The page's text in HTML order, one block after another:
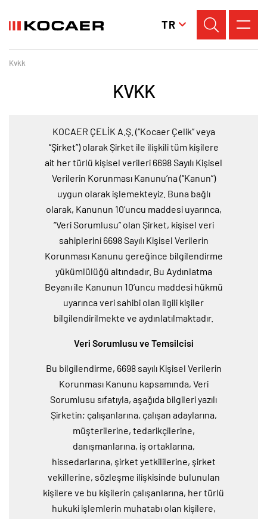
TR
Kvkk
KVKK
KOCAER ÇELİK A.Ş. (‘’Kocaer Çelik’’ veya
‘’Şirket’’) olarak Şirket ile ilişkili tüm kişilere
ait her türlü kişisel verileri 6698 Sayılı Kişisel
Verilerin Korunması Kanunu’na (‘’Kanun’’)
uygun olarak işlemekteyiz. Buna bağlı
olarak, Kanunun 10’uncu maddesi uyarınca,
“Veri Sorumlusu” olan Şirket, kişisel veri
sahiplerini 6698 Sayılı Kişisel Verilerin
Korunması Kanunu gereğince bilgilendirme
yükümlülüğü altındadır. Bu Aydınlatma
Beyanı ile Kanunun 10’uncu maddesi hükmü
uyarınca veri sahibi olan ilgili kişiler
bilgilendirilmekte ve aydınlatılmaktadır.
Veri Sorumlusu ve Temsilcisi
Bu bilgilendirme, 6698 sayılı Kişisel Verilerin
Korunması Kanunu kapsamında, Veri
Sorumlusu sıfatıyla, aşağıda bilgileri yazılı
Şirketin; çalışanlarına, çalışan adaylarına,
müşterilerine, tedarikçilerine,
danışmanlarına, iş ortaklarına,
hissedarlarına, şirket yetkililerine, şirket
vekillerine, sözleşme ilişkisinde bulunulan
kişilere ve bu kişilerin çalışanlarına, her türlü
hukuki işlemlerin muhatabı olan kişilere,